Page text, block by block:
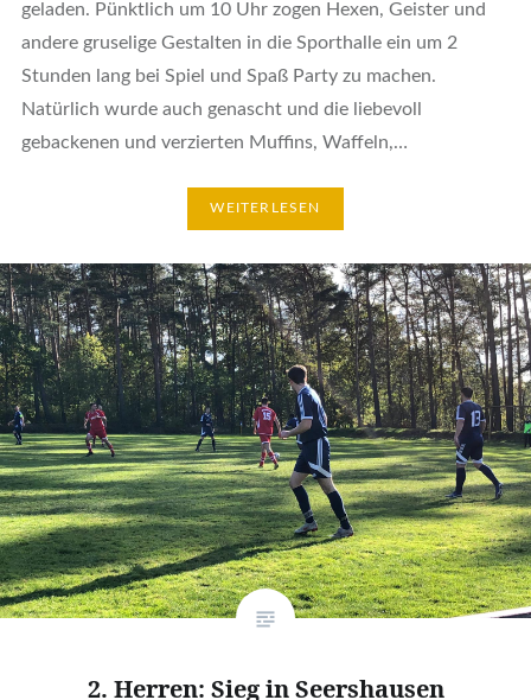
geladen. Pünktlich um 10 Uhr zogen Hexen, Geister und
andere gruselige Gestalten in die Sporthalle ein um 2
Stunden lang bei Spiel und Spaß Party zu machen.
Natürlich wurde auch genascht und die liebevoll
gebackenen und verzierten Muffins, Waffeln,…
WEITERLESEN
2. Herren: Sieg in Seershausen